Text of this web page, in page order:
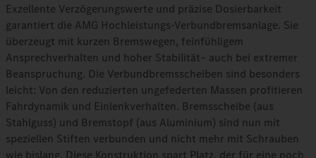
Exzellente Verzögerungswerte und präzise Dosierbarkeit
garantiert die AMG Hochleistungs-Verbundbremsanlage. Sie
überzeugt mit kurzen Bremswegen, feinfühligem
Ansprechverhalten und hoher Stabilität– auch bei extremer
Beanspruchung. Die Verbundbremsscheiben sind besonders
leicht: Von den reduzierten ungefederten Massen profitieren
Fahrdynamik und Einlenkverhalten. Bremsscheibe (aus
Stahlguss) und Bremstopf (aus Aluminium) sind nun mit
speziellen Stiften verbunden und nicht mehr mit Schrauben
wie bislang. Diese Konstruktion spart Platz, der für eine noch